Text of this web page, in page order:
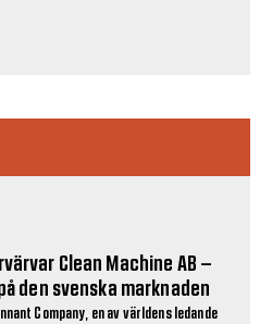
Clean Machine AB –
den svenska marknaden
Company, en av världens ledande